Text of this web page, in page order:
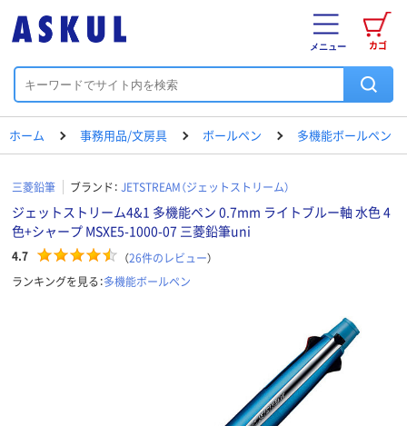
カゴ
メニュー
ホーム 事務用品/文房具 ボールペン 多機能ボールペン
三菱鉛筆 ブランド： JETSTREAM（ジェットストリーム）
ジェットストリーム4&1 多機能ペン 0.7mm ライトブルー軸 水色 4
色+シャープ MSXE5-1000-07 三菱鉛筆uni
4.7 （26件のレビュー）
ランキングを見る：多機能ボールペン